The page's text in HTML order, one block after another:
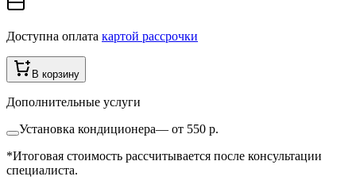
Доступна оплата картой рассрочки
В корзину
Дополнительные услуги
Установка кондиционера— от 550 р.
*Итоговая стоимость рассчитывается после консультации
специалиста.